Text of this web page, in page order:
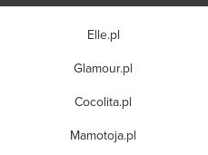
Elle.pl
Glamour.pl
Cocolita.pl
Mamotoja.pl